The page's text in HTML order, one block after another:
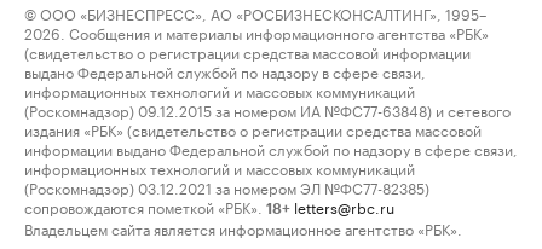
© ООО «БИЗНЕСПРЕСС», АО «РОСБИЗНЕСКОНСАЛТИНГ», 1995–
2026. Сообщения и материалы информационного агентства «РБК»
(свидетельство о регистрации средства массовой информации
выдано Федеральной службой по надзору в сфере связи,
информационных технологий и массовых коммуникаций
(Роскомнадзор) 09.12.2015 за номером ИА №ФС77-63848) и сетевого
издания «РБК» (свидетельство о регистрации средства массовой
информации выдано Федеральной службой по надзору в сфере связи,
информационных технологий и массовых коммуникаций
(Роскомнадзор) 03.12.2021 за номером ЭЛ №ФС77-82385)
сопровождаются пометкой «РБК».
18+ letters@rbc.ru
Владельцем сайта является информационное агентство «РБК».